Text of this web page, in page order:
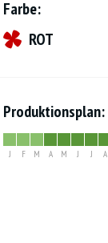
Farbe:
ROT
Produktionsplan:
J F M A M J J A